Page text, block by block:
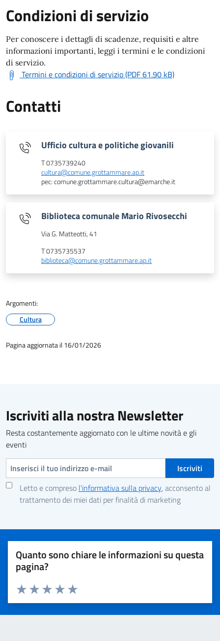
Condizioni di servizio
Per conoscere i dettagli di scadenze, requisiti e altre
informazioni importanti, leggi i termini e le condizioni
di servizio.
Termini e condizioni di servizio (PDF 61.90 kB)
Contatti
Ufficio cultura e politiche giovanili
T 0735739240
cultura@comune.grottammare.ap.it
pec: comune.grottammare.cultura@emarche.it
Biblioteca comunale Mario Rivosecchi
Via G. Matteotti, 41
T 0735735537
biblioteca@comune.grottammare.ap.it
Argomenti:
Cultura
Pagina aggiornata il 16/01/2026
Iscriviti alla nostra Newsletter
Resta costantemente aggiornato con le ultime novità e gli
eventi
Indirizzo e-mail
Letto e compreso l'informativa sulla privacy, acconsento al
trattamento dei miei dati per finalità di marketing
Quanto sono chiare le informazioni su questa
pagina?
Valuta 5 stelle su 5
Valuta 4 stelle su 5
Valuta 3 stelle su 5
Valuta 2 stelle su 5
Valuta 1 stelle su 5